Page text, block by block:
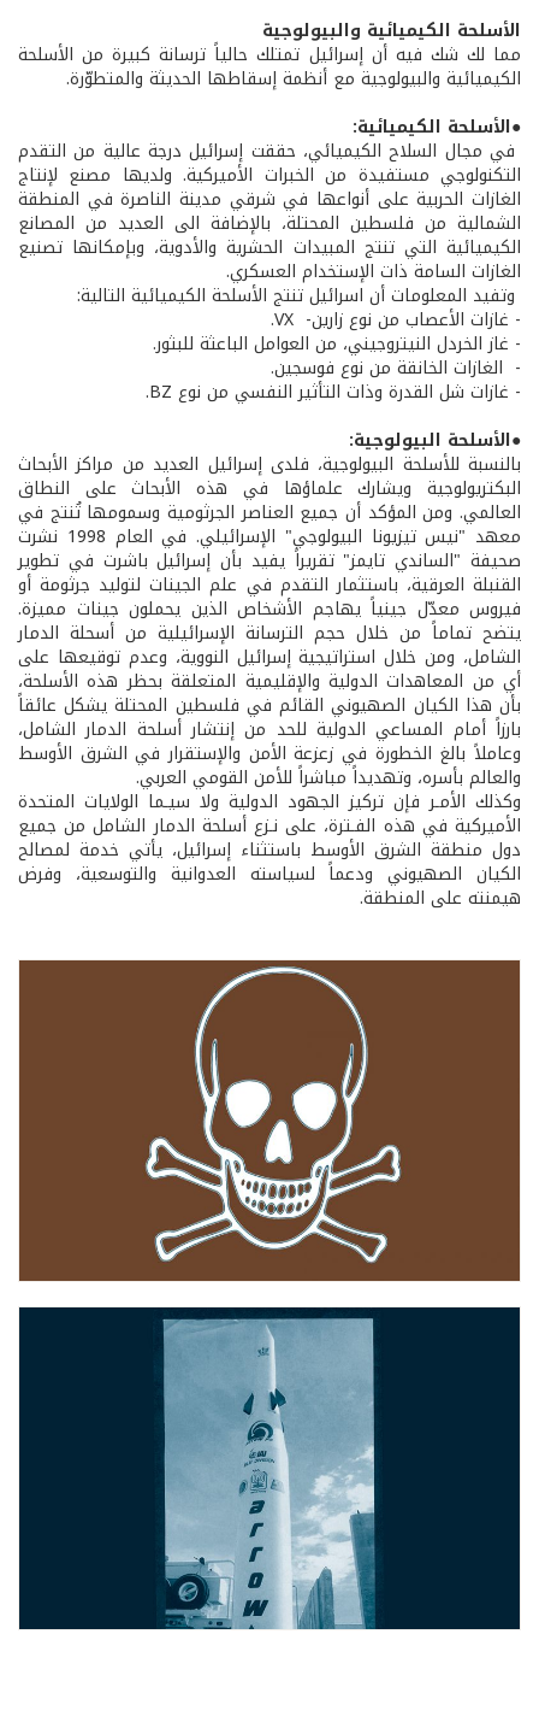
الأسلحة الكيميائية والبيولوجية
مما لك شك فيه أن إسرائيل تمتلك حالياً ترسانة كبيرة من الأسلحة
الكيميائية والبيولوجية مع أنظمة إسقاطها الحديثة والمتطوّرة.
●الأسلحة الكيميائية:
في مجال السلاح الكيميائي، حققت إسرائيل درجة عالية من التقدم
التكنولوجي مستفيدة من الخبرات الأميركية. ولديها مصنع لإنتاج
الغازات الحربية على أنواعها في شرقي مدينة الناصرة في المنطقة
الشمالية من فلسطين المحتلة، بالإضافة الى العديد من المصانع
الكيميائية التي تنتج المبيدات الحشرية والأدوية، وبإمكانها تصنيع
الغازات السامة ذات الإستخدام العسكري.
وتفيد المعلومات أن اسرائيل تنتج الأسلحة الكيميائية التالية: ­
- غازات الأعصاب من نوع زارين- ­ VX. ­
- غاز الخردل النيتروجيني، من العوامل الباعثة للبثور.
- ­ الغازات الخانقة من نوع فوسجين.
- غازات شل القدرة وذات التأثير النفسي من نوع BZ.
●الأسلحة البيولوجية:
بالنسبة للأسلحة البيولوجية، فلدى إسرائيل العديد من مراكز الأبحاث
البكتريولوجية ويشارك علماؤها في هذه الأبحاث على النطاق
العالمي. ومن المؤكد أن جميع العناصر الجرثومية وسمومها تُنتج في
معهد "نيس تيزيونا البيولوجي" الإسرائيلي. في العام 1998 نشرت
صحيفة "الساندي تايمز" تقريراً يفيد بأن إسرائيل باشرت في تطوير
القنبلة العرقية، باستثمار التقدم في علم الجينات لتوليد جرثومة أو
فيروس معدّل جينياً يهاجم الأشخاص الذين يحملون جينات مميزة.
يتضح تماماً من خلال حجم الترسانة الإسرائيلية من أسحلة الدمار
الشامل، ومن خلال استراتيجية إسرائيل النووية، وعدم توقيعها على
أي من المعاهدات الدولية والإقليمية المتعلقة بحظر هذه الأسلحة،
بأن هذا الكيان الصهيوني القائم في فلسطين المحتلة يشكل عائقاً
بارزاً أمام المساعي الدولية للحد من إنتشار أسلحة الدمار الشامل،
وعاملاً بالغ الخطورة في زعزعة الأمن والإستقرار في الشرق الأوسط
والعالم بأسره، وتهديداً مباشراً للأمن القومي العربي.
وكذلك الأمـر فإن تركيز الجهود الدولية ولا سيـما الولايات المتحدة
الأميركية في هذه الفـترة، على نـزع أسلحة الدمار الشامل من جميع
دول منطقة الشرق الأوسط باستثناء إسرائيل، يأتي خدمة لمصالح
الكيان الصهيوني ودعماً لسياسته العدوانية والتوسعية، وفرض
هيمنته على المنطقة.